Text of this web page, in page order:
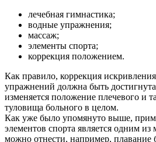
Контакты
лечебная гимнастика;
водные упражнения;
массаж;
элементы спорта;
коррекция положением.
Как правило, коррекция
упражнений должна быть достигнута
изменяется положение плечевого и
туловища больного в целом.
Как уже было упомянуто выше,
элементов спорта является одним
можно отнести, например, плавание